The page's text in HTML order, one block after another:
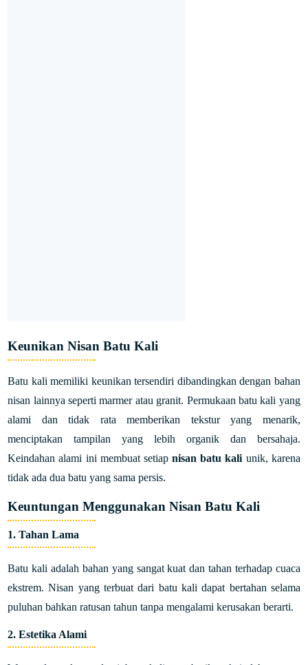
Keunikan Nisan Batu Kali
Batu kali memiliki keunikan tersendiri dibandingkan dengan bahan
nisan lainnya seperti marmer atau granit. Permukaan batu kali yang
alami dan tidak rata memberikan tekstur yang menarik,
menciptakan tampilan yang lebih organik dan bersahaja.
Keindahan alami ini membuat setiapnisan batu kali unik, karena
tidak ada dua batu yang sama persis.
Keuntungan Menggunakan Nisan Batu Kali
1. Tahan Lama
Batu kali adalah bahan yang sangat kuat dan tahan terhadap cuaca
ekstrem. Nisan yang terbuat dari batu kali dapat bertahan selama
puluhan bahkan ratusan tahun tanpa mengalami kerusakan berarti.
2. Estetika Alami